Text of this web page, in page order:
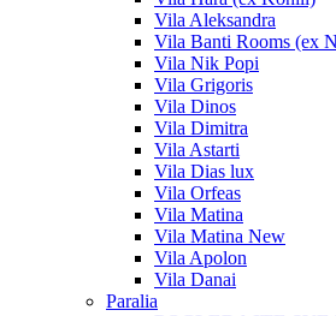
Vila Aleksandra
Vila Banti Rooms (ex
Vila Nik Popi
Vila Grigoris
Vila Dinos
Vila Dimitra
Vila Astarti
Vila Dias lux
Vila Orfeas
Vila Matina
Vila Matina New
Vila Apolon
Vila Danai
Paralia